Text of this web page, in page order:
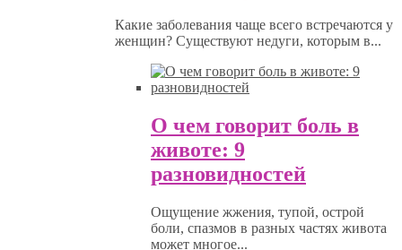
Какие заболевания чаще всего встречаются у
женщин? Существуют недуги, которым в...
О чем говорит боль в
животе: 9
разновидностей
Ощущение жжения, тупой, острой
боли, спазмов в разных частях живота
может многое...